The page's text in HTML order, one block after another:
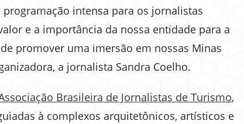
intensa para os jornalistas
e a importância da nossa entidade para a
promover uma imersão em nossas Minas
a jornalista Sandra Coelho.
Associação Brasileira de Jornalistas de Turismo,
à complexos arquitetônicos, artísticos e